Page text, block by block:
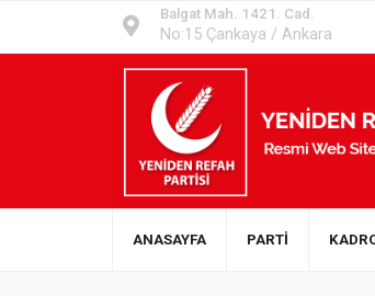
Balgat Mah. 1421. Cad.
No:15 Çankaya / Ankara
ANASAYFA PARTİ